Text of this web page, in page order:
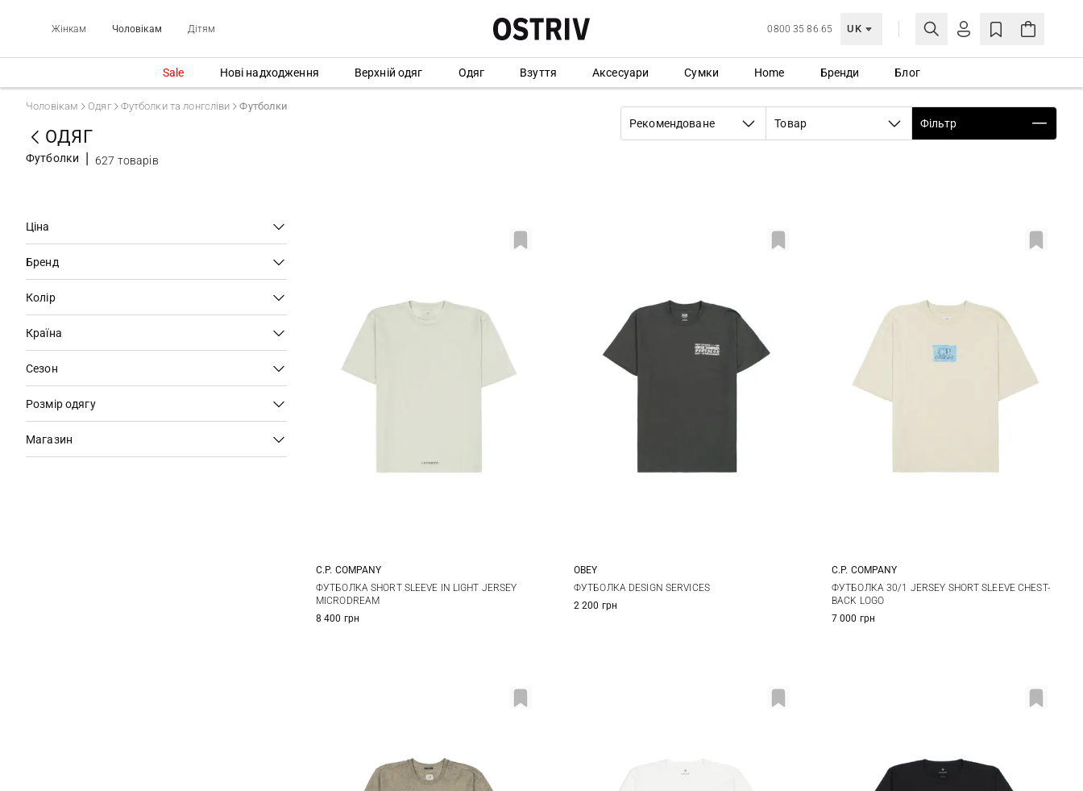
Жінкам Чоловікам Дітям 0800 35 86 65 UK
МОЯ ОБЛІКІВКА
УВІЙТИ
Sale Нові надходження Верхній одяг Одяг Взуття Аксесуари Сумки Home Бренди Блог
Чоловікам Одяг Футболки та лонгсліви Футболки
ОДЯГ
Футболки 627 товарів
Рекомендоване Товар Фільтр
Ціна
Бренд
Колір
Країна
Сезон
Розмір одягу
Магазин
M L XL XXL
C.P. COMPANY
ФУТБОЛКА SHORT SLEEVE IN LIGHT JERSEY
MICRODREAM
8 400 грн
M L XL
OBEY
ФУТБОЛКА DESIGN SERVICES
2 200 грн
S M L XL
XXL
C.P. COMPANY
ФУТБОЛКА 30/1 JERSEY SHORT SLEEVE CHEST-
BACK LOGO
7 000 грн